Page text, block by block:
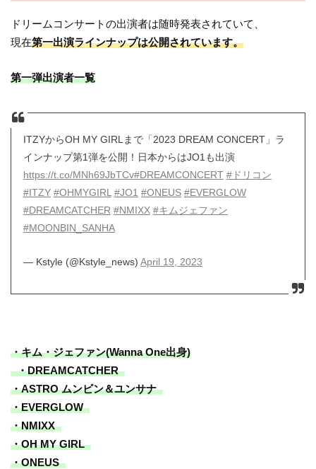
ドリームコンサートの出演者は随時発表されていて、
現在第一出演ラインナップは公開されています。
第一弾出演者一覧
ITZYからOH MY GIRLまで「2023 DREAM CONCERT」ラ
インナップ第1弾を公開！日本からはJO1も出演
https://t.co/MNh69JbTCv#DREAMCONCERT #ドリコン
#ITZY #OHMYGIRL #JO1 #ONEUS #EVERGLOW
#DREAMCATCHER #NMIXX #キムジェファン
#MOONBIN_SANHA
— Kstyle (@Kstyle_news) April 19, 2023
・キム・ジェファン(Wanna One出身)
・DREAMCATCHER
・ASTRO ムンビン＆ユンサナ
・EVERGLOW
・NMIXX
・OH MY GIRL
・ONEUS